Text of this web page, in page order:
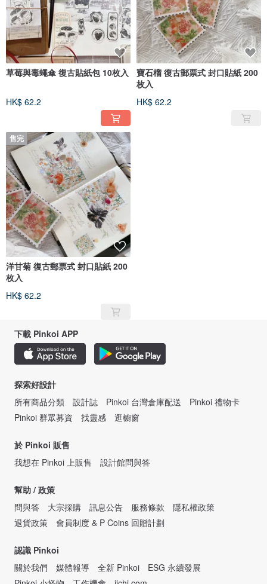
草莓與毒蠅傘 復古貼紙包 10枚入
HK$ 62.2
寶石榴 復古郵票式 封口貼紙 200
枚入
HK$ 62.2
售完
洋甘菊 復古郵票式 封口貼紙 200
枚入
HK$ 62.2
下載 Pinkoi APP
探索好設計
所有商品分類
設計誌 Pinkoi 台灣倉庫配送
Pinkoi 禮物卡
Pinkoi 群眾募資
找靈感 逛櫥窗
於 Pinkoi 販售
我想在 Pinkoi 上販售
設計館問與答
幫助 / 政策
問與答
大宗採購 訊息公告 服務條款
隱私權政策
退貨政策
會員制度 & P Coins 回贈計劃
認識 Pinkoi
關於我們
媒體報導 全新 Pinkoi
ESG 永續發展